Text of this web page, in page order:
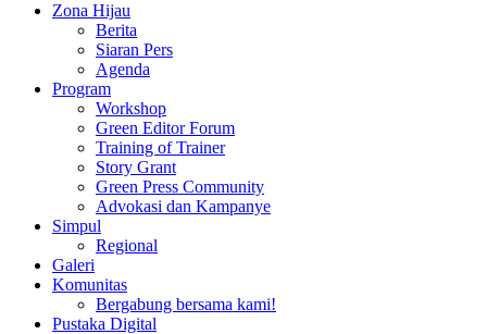
navigation
Zona Hijau
Berita
Siaran Pers
Agenda
Program
Workshop
Green Editor Forum
Training of Trainer
Story Grant
Green Press Community
Advokasi dan Kampanye
Simpul
Regional
Galeri
Komunitas
Bergabung bersama kami!
Pustaka Digital